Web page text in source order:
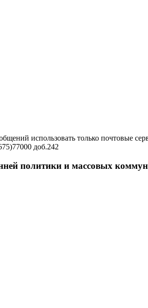
использовать только почтовые
доб.242
политики и массовых